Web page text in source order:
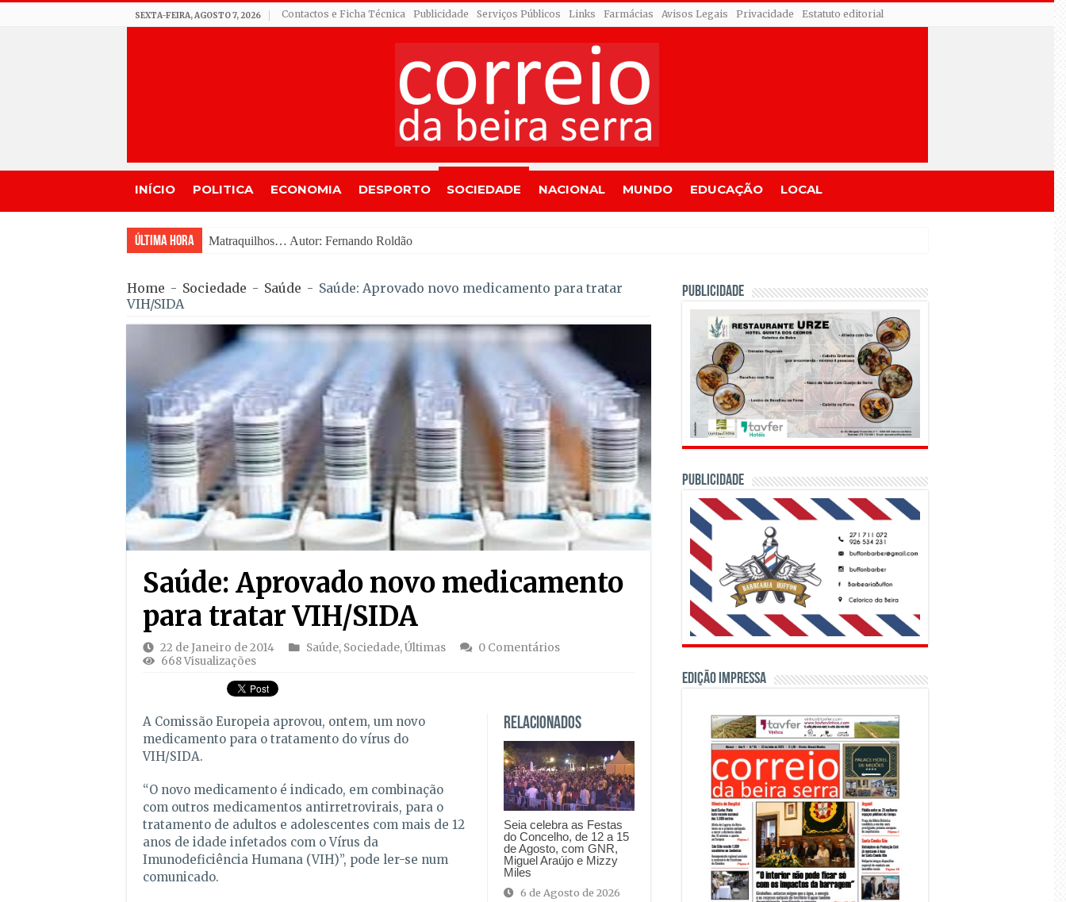
SEXTA-FEIRA, AGOSTO 7, 2026 Contactos e Ficha Técnica Publicidade Serviços Públicos Links Farmácias Avisos Legais Privacidade Estatuto editorial
INÍCIO POLITICA ECONOMIA DESPORTO SOCIEDADE NACIONAL MUNDO EDUCAÇÃO LOCAL
Última Hora Matraquilhos… Autor: Fernando Roldão
Home - Sociedade - Saúde - Saúde: Aprovado novo medicamento para tratar
VIH/SIDA
Saúde: Aprovado novo medicamento
para tratar VIH/SIDA
22 de Janeiro de 2014 Saúde, Sociedade,Últimas
0 Comentários
668 Visualizações
Relacionados
Seia celebra as Festas
do Concelho, de 12 a 15
de Agosto, com GNR,
Miguel Araújo e Mizzy
Miles
6 de Agosto de 2026
A Comissão Europeia aprovou, ontem, um novo
medicamento para o tratamento do vírus do
VIH/SIDA.
“O novo medicamento é indicado, em combinação
com outros medicamentos antirretrovirais, para o
tratamento de adultos e adolescentes com mais de 12
anos de idade infetados com o Vírus da
Imunodeficiência Humana (VIH)”, pode ler-se num
comunicado.
PUBLICIDADE
PUBLICIDADE
Edição Impressa